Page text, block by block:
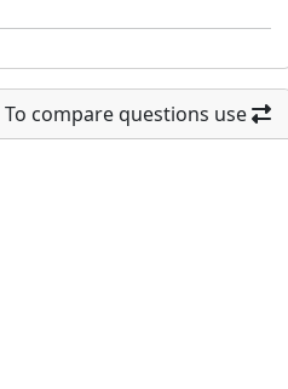
To compare questions use